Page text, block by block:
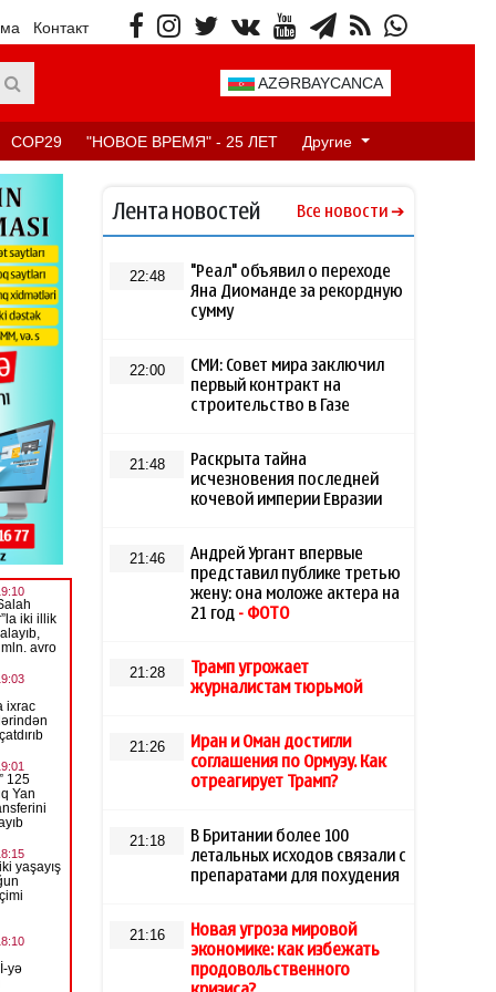
Контакт
AZƏRBAYCANCA
COP29 "НОВОЕ ВРЕМЯ" - 25 ЛЕТ Другие
Лента новостей Все новости
22:48
"Реал" объявил о переходе
Яна Диоманде за рекордную
сумму
22:00
СМИ: Совет мира заключил
первый контракт на
строительство в Газе
21:48
Раскрыта тайна
исчезновения последней
кочевой империи Евразии
21:46
Андрей Ургант впервые
представил публике третью
жену: она моложе актера на
21 год - ФОТО
21:28
Трамп угрожает
журналистам тюрьмой
21:26
Иран и Оман достигли
соглашения по Ормузу. Как
отреагирует Трамп?
21:18
В Британии более 100
летальных исходов связали с
препаратами для похудения
21:16
Новая угроза мировой
экономике: как избежать
продовольственного